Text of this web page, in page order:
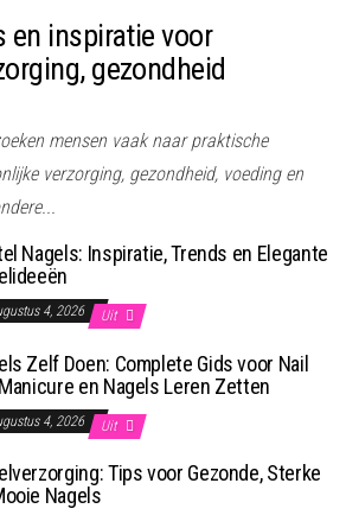
en inspiratie voor
gezondheid
mensen vaak naar praktische
verzorging, gezondheid, voeding en
Nagels: Inspiratie, Trends en Elegante
4, 2026 Uit
Zelf Doen: Complete Gids voor Nail
en Nagels Leren Zetten
4, 2026 Uit
Tips voor Gezonde, Sterke
Nagels